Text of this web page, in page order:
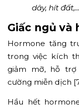
dây, hít
Giấc ngủ
Hormone tăng
trong việc kích
giảm mỡ, hỗ trợ
cường miễn dịch
Hầu hết